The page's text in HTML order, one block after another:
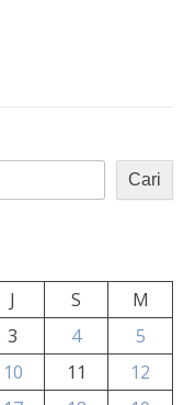
Cari
J S
M
3 4
5
10 11
12